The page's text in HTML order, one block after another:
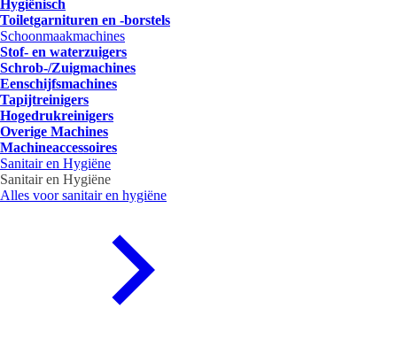
Hygiënisch
Toiletgarnituren en -borstels
Schoonmaakmachines
Stof- en waterzuigers
Schrob-/Zuigmachines
Eenschijfsmachines
Tapijtreinigers
Hogedrukreinigers
Overige Machines
Machineaccessoires
Sanitair en Hygiëne
Sanitair en Hygiëne
Alles voor sanitair en hygiëne